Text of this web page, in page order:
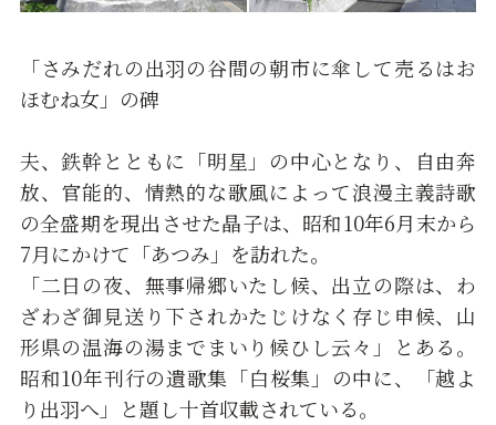
「さみだれの出羽の谷間の朝市に傘して売るはお
ほむね女」の碑
夫、鉄幹とともに「明星」の中心となり、自由奔
放、官能的、情熱的な歌風によって浪漫主義詩歌
の全盛期を現出させた晶子は、昭和10年6月末から
7月にかけて「あつみ」を訪れた。
「二日の夜、無事帰郷いたし候、出立の際は、わ
ざわざ御見送り下されかたじけなく存じ申候、山
形県の温海の湯までまいり候ひし云々」とある。
昭和10年刊行の遺歌集「白桜集」の中に、「越よ
り出羽へ」と題し十首収載されている。